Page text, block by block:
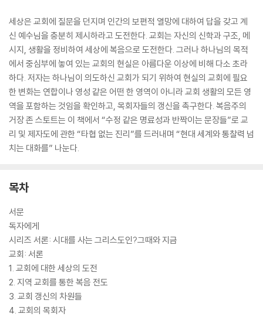
세상은 교회에 질문을 던지며 인간의 보편적 열망에 대하여 답을 갖고 계
신 예수님을 충분히 제시하라고 도전한다. 교회는 자신의 신학과 구조, 메
시지, 생활을 정비하여 세상에 복음으로 도전한다. 그러나 하나님의 목적
에서 중심부에 놓여 있는 교회의 현실은 아름다운 이상에 비해 다소 초라
하다. 저자는 하나님이 의도하신 교회가 되기 위하여 현실의 교회에 필요
한 변화는 연합이나 영성 같은 어떤 한 영역이 아니라 교회 생활의 모든 영
역을 포함하는 것임을 확인하고, 목회자들의 갱신을 촉구한다. 복음주의
거장 존 스토트는 이 책에서 “수정 같은 명료성과 반짝이는 문장들”로 교
리 및 제자도에 관한 “타협 없는 진리”를 드러내며 “현대 세계와 통찰력 넘
치는 대화를” 나눈다.
목차
서문
독자에게
시리즈 서론: 시대를 사는 그리스도인?그때와 지금
교회: 서론
1. 교회에 대한 세상의 도전
2. 지역 교회를 통한 복음 전도
3. 교회 갱신의 차원들
4. 교회의 목회자